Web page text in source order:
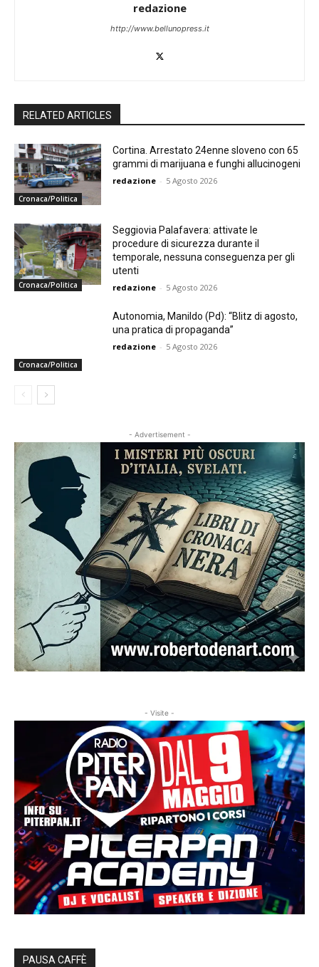
redazione
http://www.bellunopress.it
RELATED ARTICLES
Cronaca/Politica
Cortina. Arrestato 24enne sloveno con 65
grammi di marijuana e funghi allucinogeni
redazione - 5 Agosto 2026
Cronaca/Politica
Seggiovia Palafavera: attivate le
procedure di sicurezza durante il
temporale, nessuna conseguenza per gli
utenti
redazione - 5 Agosto 2026
Cronaca/Politica
Autonomia, Manildo (Pd): “Blitz di agosto,
una pratica di propaganda”
redazione - 5 Agosto 2026
- Advertisement -
- Visite -
PAUSA CAFFÈ